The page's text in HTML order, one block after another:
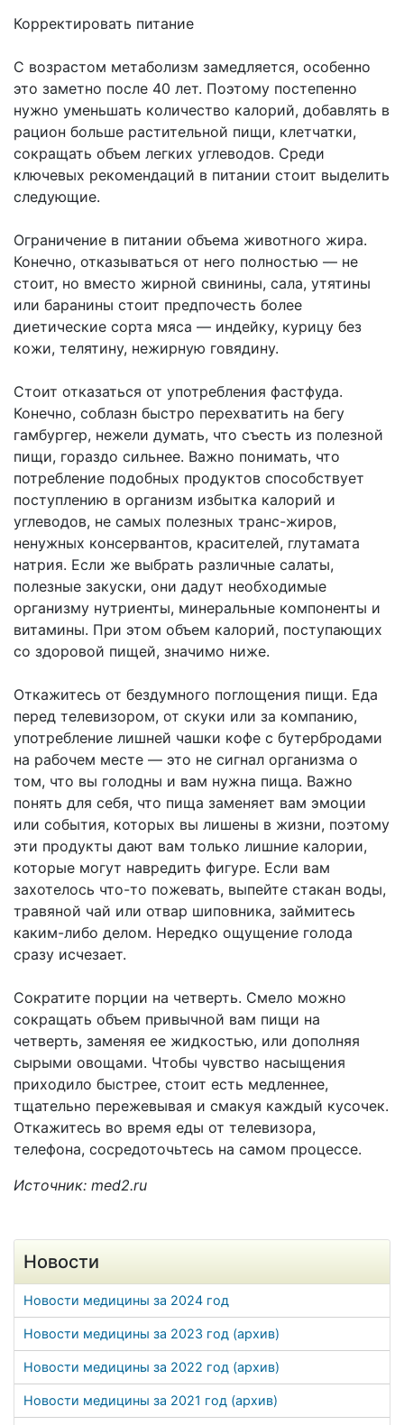
Корректировать питание
С возрастом метаболизм замедляется, особенно
это заметно после 40 лет. Поэтому постепенно
нужно уменьшать количество калорий, добавлять в
рацион больше растительной пищи, клетчатки,
сокращать объем легких углеводов. Среди
ключевых рекомендаций в питании стоит выделить
следующие.
Ограничение в питании объема животного жира.
Конечно, отказываться от него полностью — не
стоит, но вместо жирной свинины, сала, утятины
или баранины стоит предпочесть более
диетические сорта мяса — индейку, курицу без
кожи, телятину, нежирную говядину.
Стоит отказаться от употребления фастфуда.
Конечно, соблазн быстро перехватить на бегу
гамбургер, нежели думать, что съесть из полезной
пищи, гораздо сильнее. Важно понимать, что
потребление подобных продуктов способствует
поступлению в организм избытка калорий и
углеводов, не самых полезных транс-жиров,
ненужных консервантов, красителей, глутамата
натрия. Если же выбрать различные салаты,
полезные закуски, они дадут необходимые
организму нутриенты, минеральные компоненты и
витамины. При этом объем калорий, поступающих
со здоровой пищей, значимо ниже.
Откажитесь от бездумного поглощения пищи. Еда
перед телевизором, от скуки или за компанию,
употребление лишней чашки кофе с бутербродами
на рабочем месте — это не сигнал организма о
том, что вы голодны и вам нужна пища. Важно
понять для себя, что пища заменяет вам эмоции
или события, которых вы лишены в жизни, поэтому
эти продукты дают вам только лишние калории,
которые могут навредить фигуре. Если вам
захотелось что-то пожевать, выпейте стакан воды,
травяной чай или отвар шиповника, займитесь
каким-либо делом. Нередко ощущение голода
сразу исчезает.
Сократите порции на четверть. Смело можно
сокращать объем привычной вам пищи на
четверть, заменяя ее жидкостью, или дополняя
сырыми овощами. Чтобы чувство насыщения
приходило быстрее, стоит есть медленнее,
тщательно пережевывая и смакуя каждый кусочек.
Откажитесь во время еды от телевизора,
телефона, сосредоточьтесь на самом процессе.
Источник: med2.ru
Новости
Новости медицины за 2024 год
Новости медицины за 2023 год (архив)
Новости медицины за 2022 год (архив)
Новости медицины за 2021 год (архив)